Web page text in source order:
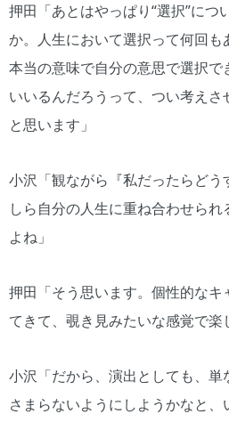
押田「あとはやっぱり“選択”につ
か。人生において選択って何回も
本当の意味で自分の意思で選択で
いいるんだろうって、つい考え
と思います」
小沢「観ながら『私だったらど
しら自分の人生に重ね合わせら
よね」
押田「そう思います。個性的なキ
てきて、覗き見みたいな感覚で楽
小沢「だから、演出としても、
さまらないようにしようかなと